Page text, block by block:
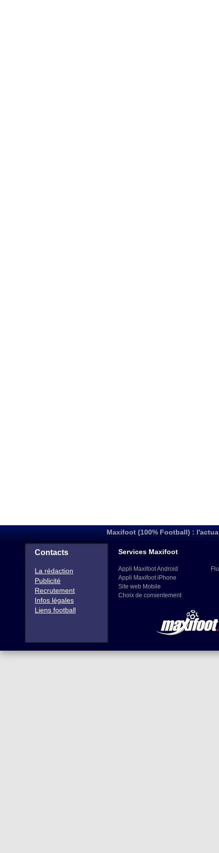
Maxifoot (100% Football) :
Contacts
La rédaction
Publicité
Recrutement
Infos légales
Liens football
Services Maxifoot
Appli Maxifoot Android
Appli Maxifoot iPhone
Site web Mobile
Choix de consentement